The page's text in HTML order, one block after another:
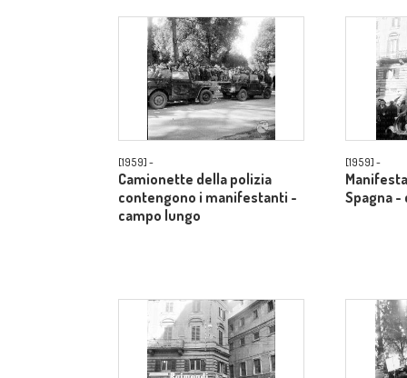
[1959] -
Camionette della polizia
contengono i manifestanti -
campo lungo
[1959] -
Spagna -